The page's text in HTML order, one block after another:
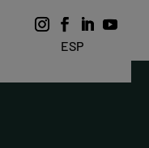
ESP